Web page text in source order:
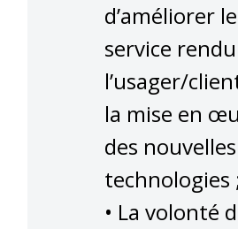
d’améliorer le
service
l’usager/
la mise en
des nouvelles
technologies
• La volonté